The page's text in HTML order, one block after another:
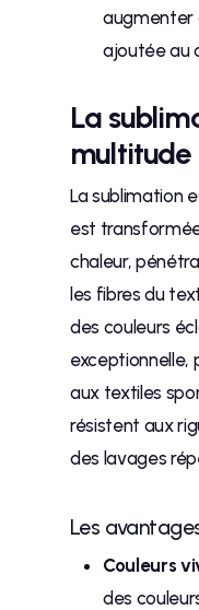
augmenter
ajoutée au
La
multitude
La sublimation
est
chaleur,
les fibres du
des couleurs
aux textiles
résistent aux
des lavages
Les
Couleurs
des